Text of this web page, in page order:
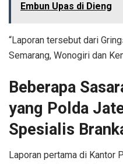
Embun Upas di Dieng
“Laporan tersebut dari
Semarang, Wonogiri dan
Beberapa
yang Polda
Spesialis
Laporan pertama di Kantor